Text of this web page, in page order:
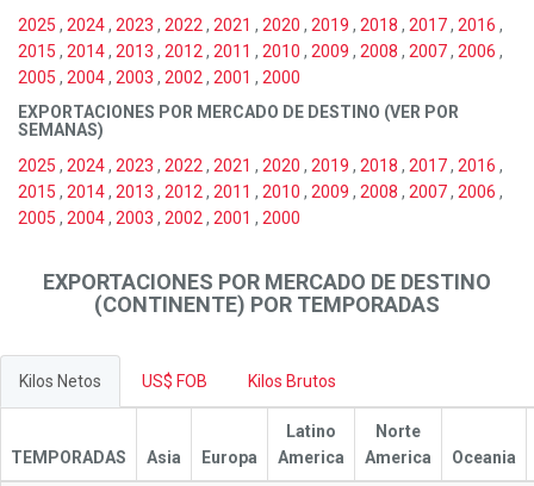
2025 , 2024, 2023 , 2022 , 2021 , 2020 , 2019 , 2018 , 2017, 2016 ,
2015 , 2014, 2013 , 2012 , 2011 , 2010 , 2009 , 2008 , 2007, 2006 ,
2005 , 2004, 2003 , 2002 , 2001 , 2000
EXPORTACIONES POR MERCADO DE DESTINO (VER POR
SEMANAS)
2025 , 2024, 2023 , 2022 , 2021 , 2020 , 2019 , 2018 , 2017, 2016 ,
2015 , 2014, 2013 , 2012 , 2011 , 2010 , 2009 , 2008 , 2007, 2006 ,
2005 , 2004, 2003 , 2002 , 2001 , 2000
EXPORTACIONES POR MERCADO DE DESTINO
(CONTINENTE) POR TEMPORADAS
Kilos Netos US$ FOB Kilos Brutos
TEMPORADAS Asia Europa
Latino
America
Norte
America
Oceania